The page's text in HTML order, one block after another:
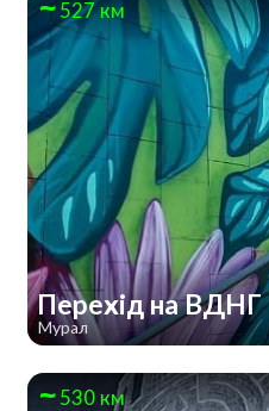
527 км
Перехід на ВДНГ
Мурал
530 км